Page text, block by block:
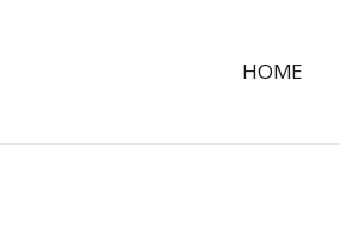
HOME